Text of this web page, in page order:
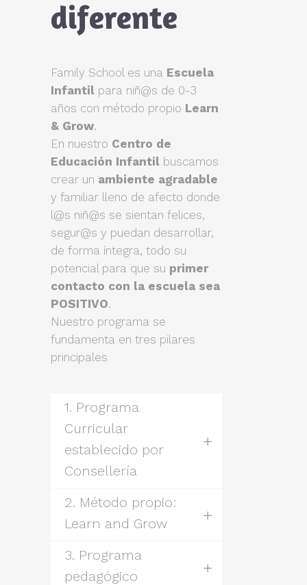
diferente
Family School es una Escuela
Infantil para niñ@s de 0-3
años con método propio Learn
& Grow.
En nuestro Centro de
Educación Infantil buscamos
crear un ambiente agradable
y familiar lleno de afecto donde
l@s niñ@s se sientan felices,
segur@s y puedan desarrollar,
de forma íntegra, todo su
potencial para que su primer
contacto con la escuela sea
POSITIVO.
Nuestro programa se
fundamenta en tres pilares
principales
1. Programa
Curricular
establecido por
Consellería
2. Método propio:
Learn and Grow
3. Programa
pedagógico